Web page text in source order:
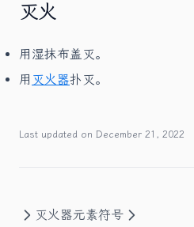
灭火
用湿抹布盖灭。
用 灭火器扑灭。
Last updated on December 21, 2022
灭火器元素符号